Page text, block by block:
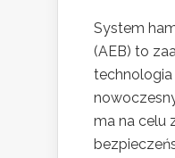
System
(AEB) to
ma na celu